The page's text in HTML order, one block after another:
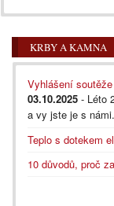
KRBY A KAMNA
Vyhlášení
03.10.2025 - Léto
a vy jste je s
Teplo s dotekem
10 důvodů, proč